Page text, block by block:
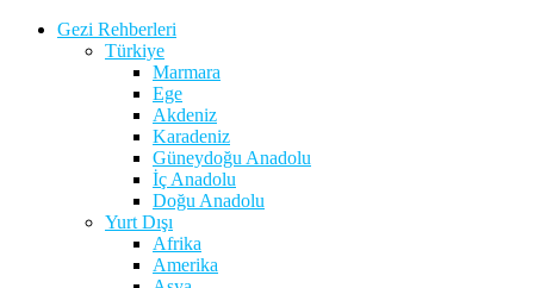
Gezi Rehberleri
Türkiye
Marmara
Ege
Akdeniz
Karadeniz
Güneydoğu Anadolu
İç Anadolu
Doğu Anadolu
Yurt Dışı
Afrika
Amerika